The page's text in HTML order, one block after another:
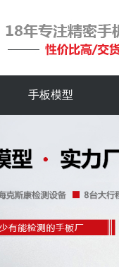
手板模型